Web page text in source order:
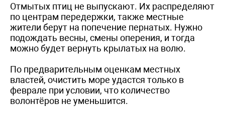
Отмытых птиц не выпускают. Их распределяют
по центрам передержки, также местные
жители берут на попечение пернатых. Нужно
подождать весны, смены оперения, и тогда
можно будет вернуть крылатых на волю.
По предварительным оценкам местных
властей, очистить море удастся только в
феврале при условии, что количество
волонтёров не уменьшится.